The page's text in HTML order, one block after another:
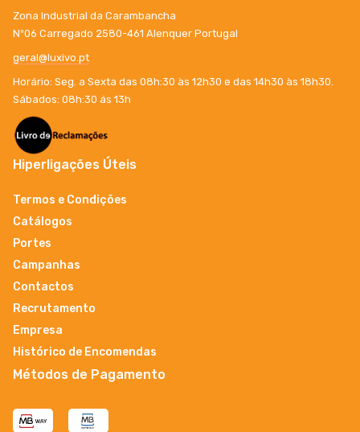
Zona Industrial da Carambancha
Nº06 Carregado 2580-461 Alenquer Portugal
geral@luxivo.pt
Horário: Seg. a Sexta das 08h:30 às 12h30 e das 14h30 às 18h30.
Sábados: 08h:30 ás 13h
Hiperligações Úteis
Termos e Condições
Catálogos
Portes
Campanhas
Contactos
Recrutamento
Empresa
Histórico de Encomendas
Métodos de Pagamento